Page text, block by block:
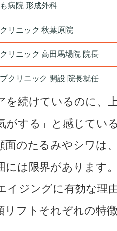
病院 形成外科
リニック 秋葉原院
リニック 高田馬場院 院長
クリニック 開設 院長就任
を続けているのに、
がする」と感じてい
面のたるみやシワは
には限界があります
イジングに有効な理
リフトそれぞれの特